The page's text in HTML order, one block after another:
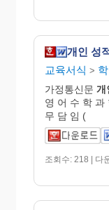
개인 성
교육서식 >
가정통신문 개
영 어 수 학 과
무 담 임 (
조회수: 218 | 다